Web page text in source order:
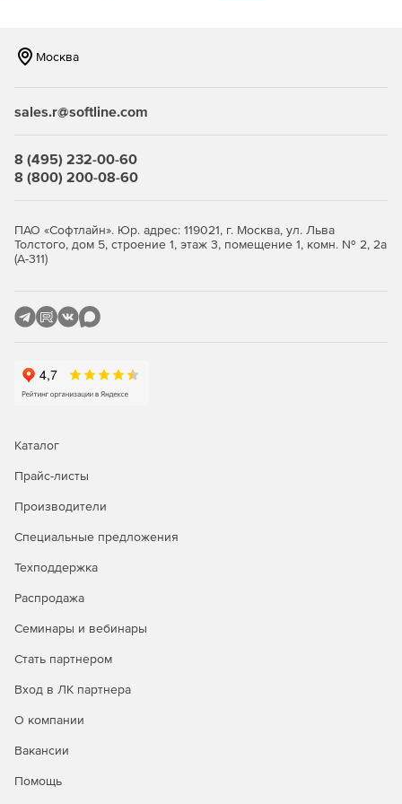
Адресная книга компании, интегрированная с CRM.
социальные сети.
Все это и многое другое — возможности, которые
могут применять пользователи цифровых визиток.
сотрудников 14970р/год. Существует возможность
подключения большего числа сотрудников по запросу.
Москва
sales.r@softline.com
8 (495) 232-00-60
8 (800) 200-08-60
ПАО «Софтлайн». Юр. адрес: 119021, г. Москва, ул. Льва
Толстого, дом 5, строение 1, этаж 3, помещение 1, комн. № 2, 2а
(А-311)
Каталог
Прайс-листы
Производители
Специальные предложения
Техподдержка
Распродажа
Семинары и вебинары
Стать партнером
Вход в ЛК партнера
О компании
Вакансии
Помощь